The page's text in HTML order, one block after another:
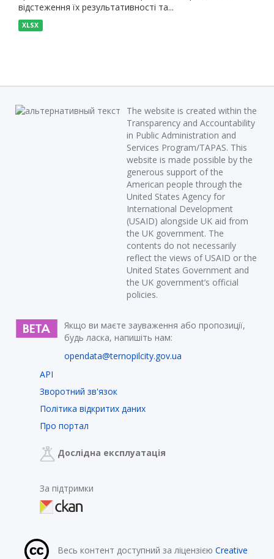
відстеження їх результативності та...
XLSX
The website is created within the
Transparency and Accountability
in Public Administration and
Services Program/TAPAS. This
website is made possible by the
generous support of the
American people through the
United States Agency for
International Development
(USAID) alongside UK aid from
the UK government. The
contents do not necessarily
reflect the views of USAID or the
United States Government and
the UK government’s official
policies.
Якщо ви маєте зауваження або пропозиції,
будь ласка, напишіть нам:
opendata@ternopilcity.gov.ua
API
Зворотний зв'язок
Політика відкритих даних
Про портал
Дослідна експлуатація
За підтримки
Весь контент доступний за ліцензією Creative